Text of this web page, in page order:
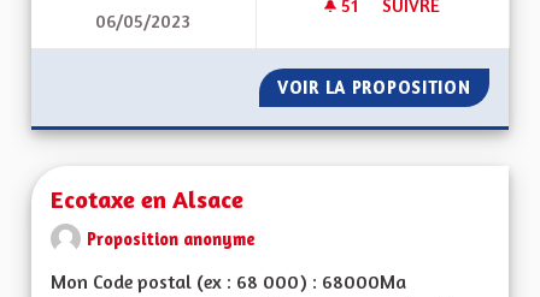
06/05/2023
51 51 ABONNÉS
SUIVRE
VOIR LA PROPOSITION
Ecotaxe en Alsace
Proposition anonyme
Mon Code postal (ex : 68 000) : 68000Ma